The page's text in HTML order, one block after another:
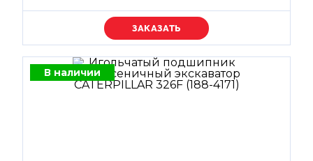
Уточняйте цену
В наличии